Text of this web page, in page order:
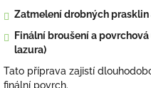
Zatmelení drobných prasklin
Finální broušení a
lazura)
Tato příprava zajistí
finální povrch.